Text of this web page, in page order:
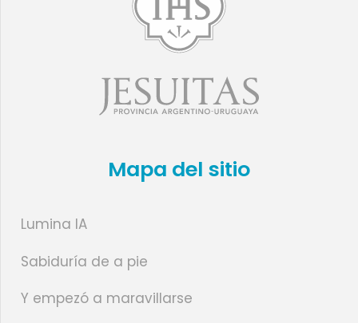
Mapa del sitio
Lumina IA
Sabiduría de a pie
Y empezó a maravillarse